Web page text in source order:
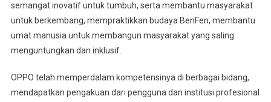
semangat inovatif untuk tumbuh, serta membantu masyarakat
untuk berkembang, mempraktikkan budaya BenFen, membantu
umat manusia untuk membangun masyarakat yang saling
menguntungkan dan inklusif.
OPPO telah memperdalam kompetensinya di berbagai bidang,
mendapatkan pengakuan dari pengguna dan institusi profesional